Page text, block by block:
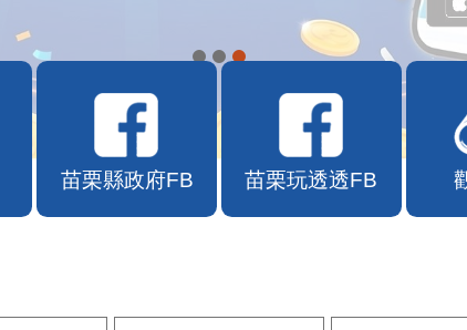
苗栗縣政府FB 苗栗玩透透FB